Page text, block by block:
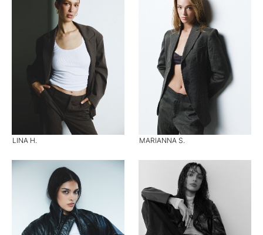
LINA H. MARIANNA S.